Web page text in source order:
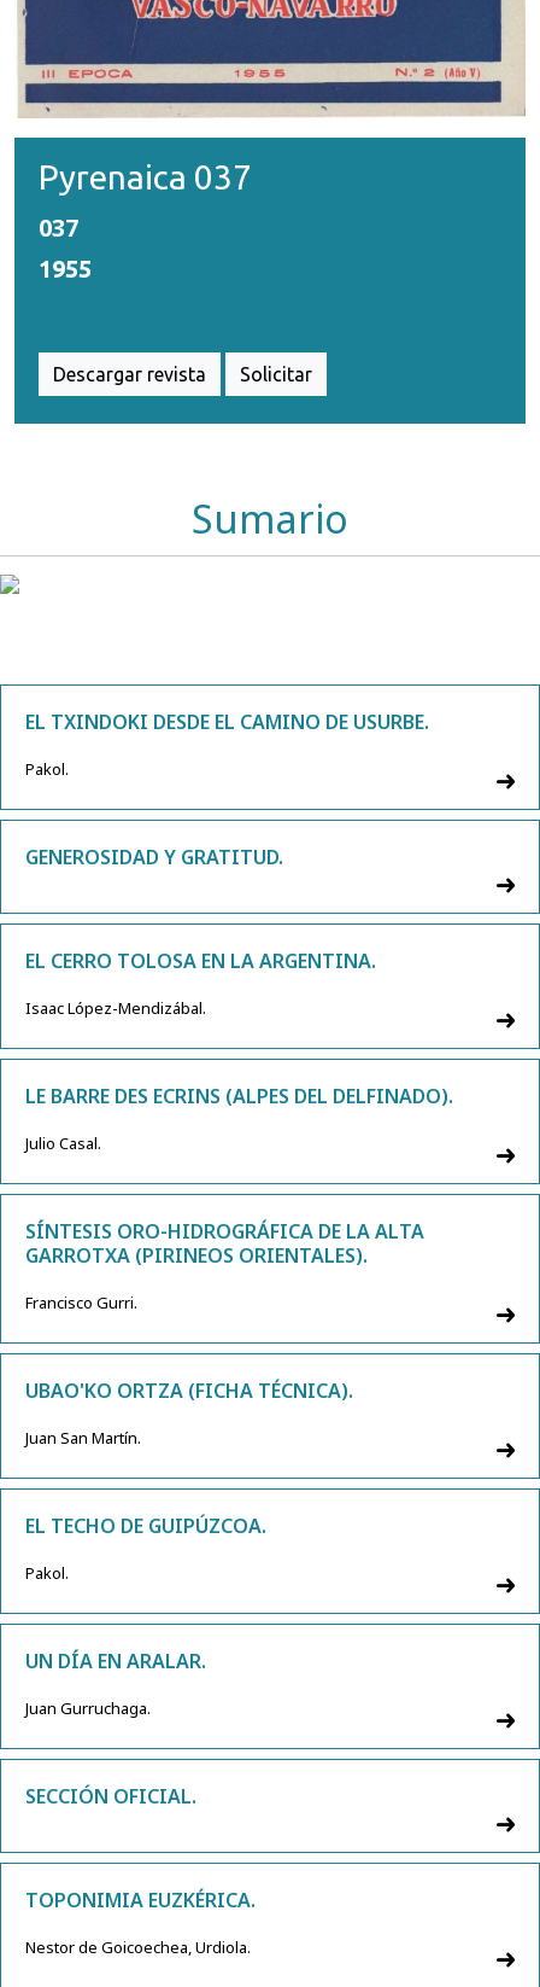
Pyrenaica 037
037
1955
Descargar revista Solicitar
Sumario
EL TXINDOKI DESDE EL CAMINO DE USURBE.
Pakol.
GENEROSIDAD Y GRATITUD.
EL CERRO TOLOSA EN LA ARGENTINA.
Isaac López-Mendizábal.
LE BARRE DES ECRINS (ALPES DEL DELFINADO).
Julio Casal.
SÍNTESIS ORO-HIDROGRÁFICA DE LA ALTA
GARROTXA (PIRINEOS ORIENTALES).
Francisco Gurri.
UBAO'KO ORTZA (FICHA TÉCNICA).
Juan San Martín.
EL TECHO DE GUIPÚZCOA.
Pakol.
UN DÍA EN ARALAR.
Juan Gurruchaga.
SECCIÓN OFICIAL.
TOPONIMIA EUZKÉRICA.
Nestor de Goicoechea, Urdiola.